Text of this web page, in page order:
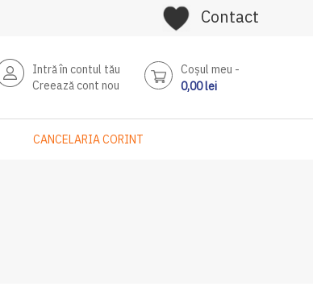
Contact
Intră în contul tău
Creează cont nou
Coşul meu
0,00 lei
CANCELARIA CORINT